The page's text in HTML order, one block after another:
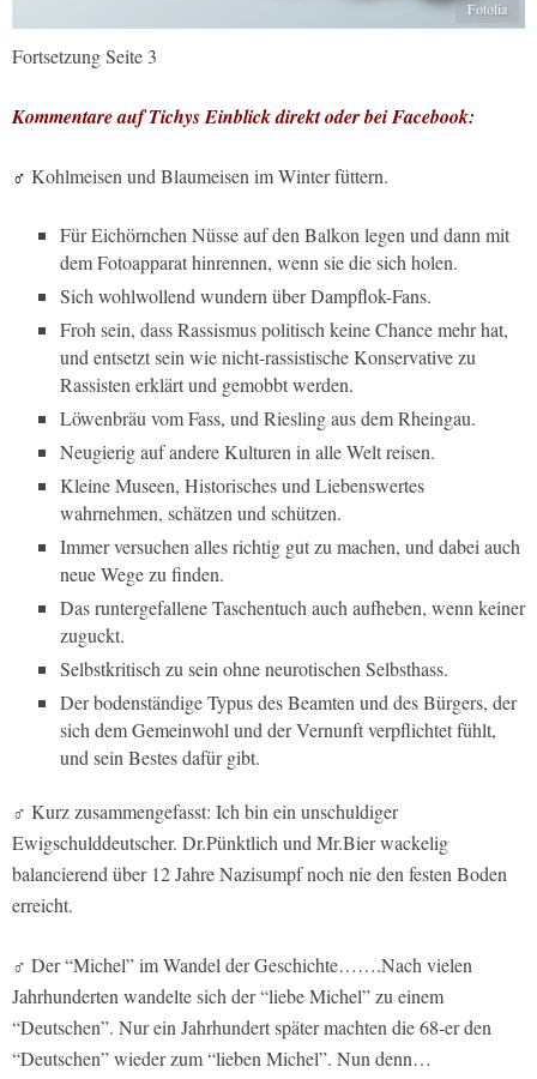
Fotolia
Fortsetzung Seite 3
Kommentare auf Tichys Einblick direkt oder bei Facebook:
♂ Kohlmeisen und Blaumeisen im Winter füttern.
Für Eichörnchen Nüsse auf den Balkon legen und dann mit
dem Fotoapparat hinrennen, wenn sie die sich holen.
Sich wohlwollend wundern über Dampflok-Fans.
Froh sein, dass Rassismus politisch keine Chance mehr hat,
und entsetzt sein wie nicht-rassistische Konservative zu
Rassisten erklärt und gemobbt werden.
Löwenbräu vom Fass, und Riesling aus dem Rheingau.
Neugierig auf andere Kulturen in alle Welt reisen.
Kleine Museen, Historisches und Liebenswertes
wahrnehmen, schätzen und schützen.
Immer versuchen alles richtig gut zu machen, und dabei auch
neue Wege zu finden.
Das runtergefallene Taschentuch auch aufheben, wenn keiner
zuguckt.
Selbstkritisch zu sein ohne neurotischen Selbsthass.
Der bodenständige Typus des Beamten und des Bürgers, der
sich dem Gemeinwohl und der Vernunft verpflichtet fühlt,
und sein Bestes dafür gibt.
♂ Kurz zusammengefasst: Ich bin ein unschuldiger
Ewigschulddeutscher. Dr.Pünktlich und Mr.Bier wackelig
balancierend über 12 Jahre Nazisumpf noch nie den festen Boden
erreicht.
♂ Der “Michel” im Wandel der Geschichte…….Nach vielen
Jahrhunderten wandelte sich der “liebe Michel” zu einem
“Deutschen”. Nur ein Jahrhundert später machten die 68-er den
“Deutschen” wieder zum “lieben Michel”. Nun denn…